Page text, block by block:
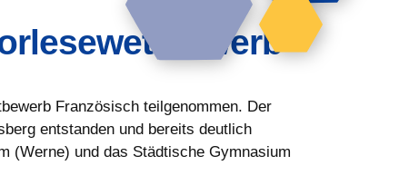
Französisch teilgenommen. Der
entstanden und bereits deutlich
(Werne) und das Städtische Gymnasium